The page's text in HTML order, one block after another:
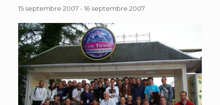
15 septembre 2007-16 septembre 2007